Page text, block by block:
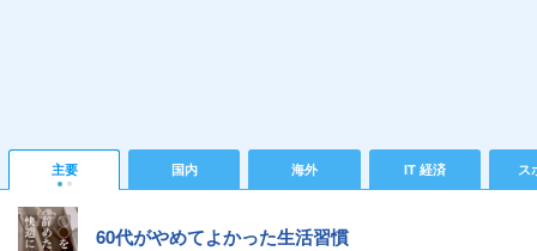
主要 国内 海外 IT 経済 ス
60代がやめてよかった生活習慣